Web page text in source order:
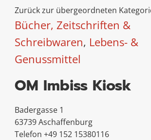
Zurück zur übergeordneten
Bücher, Zeitschriften &
Schreibwaren, Lebens- &
Genussmittel
OM Imbiss Kiosk
Badergasse 1
63739 Aschaffenburg
Telefon +49 152 15380116